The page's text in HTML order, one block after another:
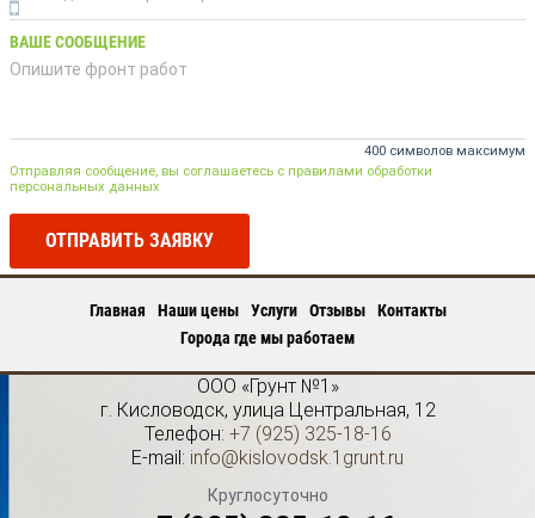
ВАШЕ СООБЩЕНИЕ
400 символов максимум
Отправляя сообщение, вы соглашаетесь с правилами обработки
персональных данных
ОТПРАВИТЬ ЗАЯВКУ
Главная Наши цены Услуги Отзывы
Контакты
Города где мы работаем
ООО «Грунт №1»
г. Кисловодск, улица Центральная, 12
Телефон: +7 (925) 325-18-16
E-mail: info@kislovodsk.1grunt.ru
Круглосуточно